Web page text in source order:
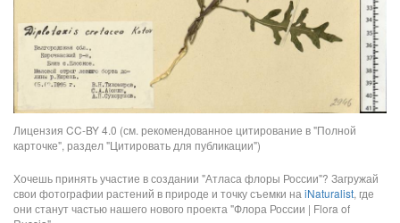
Лицензия CC-BY 4.0 (см. рекомендованное цитирование в "Полной
карточке", раздел "Цитировать для публикации")
Хочешь принять участие в создании "Атласа флоры России"? Загружай
свои фотографии растений в природе и точку съемки на iNaturalist, где
они станут частью нашего нового проекта "Флора России | Flora of